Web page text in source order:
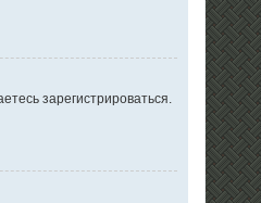
зарегистрироваться.